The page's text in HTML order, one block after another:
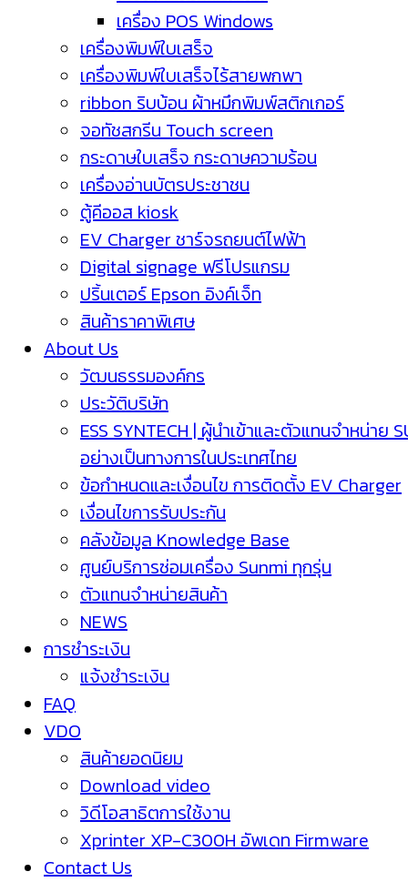
เครื่อง POS Windows
เครื่องพิมพ์ใบเสร็จ
เครื่องพิมพ์ใบเสร็จไร้สายพกพา
ribbon ริบบ้อน ผ้าหมึกพิมพ์สติกเกอร์
จอทัชสกรีน Touch screen
กระดาษใบเสร็จ กระดาษความร้อน
เครื่องอ่านบัตรประชาชน
ตู้คีออส kiosk
EV Charger ชาร์จรถยนต์ไฟฟ้า
Digital signage ฟรีโปรแกรม
ปริ้นเตอร์ Epson อิงค์เจ็ท
สินค้าราคาพิเศษ
About Us
วัฒนธรรมองค์กร
ประวัติบริษัท
ESS SYNTECH | ผู้นำเข้าและตัวแทนจำหน่าย
อย่างเป็นทางการในประเทศไทย
ข้อกำหนดและเงื่อนไข การติดตั้ง EV Charger
เงื่อนไขการรับประกัน
คลังข้อมูล Knowledge Base
ศูนย์บริการซ่อมเครื่อง Sunmi ทุกรุ่น
ตัวแทนจำหน่ายสินค้า
NEWS
การชำระเงิน
แจ้งชำระเงิน
FAQ
VDO
สินค้ายอดนิยม
Download video
วิดีโอสาธิตการใช้งาน
Xprinter XP-C300H อัพเดท Firmware
Contact Us